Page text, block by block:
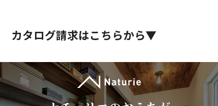
カタログ請求はこちらから▼